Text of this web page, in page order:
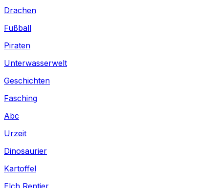
Drachen
Fußball
Piraten
Unterwasserwelt
Geschichten
Fasching
Abc
Urzeit
Dinosaurier
Kartoffel
Elch Rentier